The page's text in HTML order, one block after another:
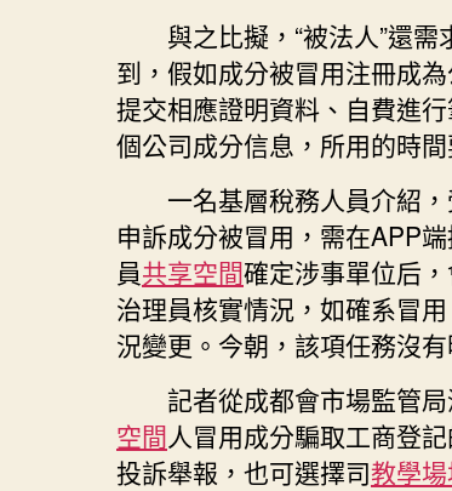
與之比擬，“被法人”還
到，假如成分被冒用注冊成
提交相應證明資料、自費進
個公司成分信息，所用的時
一名基層稅務人員介紹
申訴成分被冒用，需在APP
員共享空間確定涉事單位后
治理員核實情況，如確系冒
況變更。今朝，該項任務沒
記者從成都會市場監管
空間人冒用成分騙取工商登
投訴舉報，也可選擇司教學